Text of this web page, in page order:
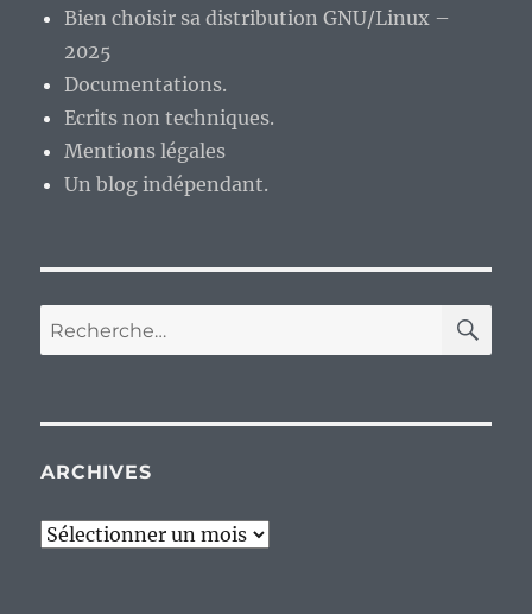
Bien choisir sa distribution GNU/Linux –
2025
Documentations.
Ecrits non techniques.
Mentions légales
Un blog indépendant.
Recherche
pour :
ARCHIVES
Archives